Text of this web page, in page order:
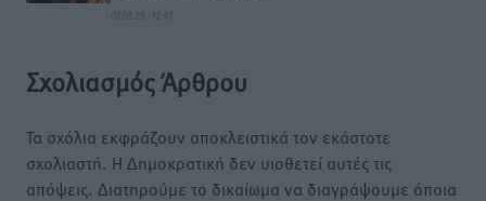
07.08.26 · 12:47
Σχολιασμός Άρθρου
Τα σχόλια εκφράζουν αποκλειστικά τον εκάστοτε
σχολιαστή. Η Δημοκρατική δεν υιοθετεί αυτές τις
απόψεις. Διατηρούμε το δικαίωμα να διαγράψουμε όποια